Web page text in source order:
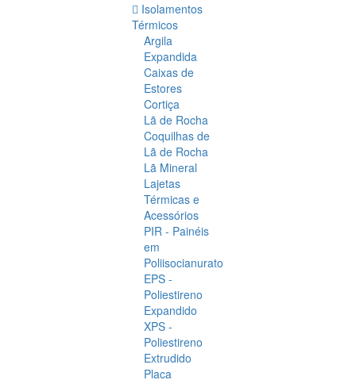
Isolamentos
Térmicos
Argila
Expandida
Caixas de
Estores
Cortiça
Lã de Rocha
Coquilhas de
Lã de Rocha
Lã Mineral
Lajetas
Térmicas e
Acessórios
PIR - Painéis
em
Poliisocianurato
EPS -
Poliestireno
Expandido
XPS -
Poliestireno
Extrudido
Placa